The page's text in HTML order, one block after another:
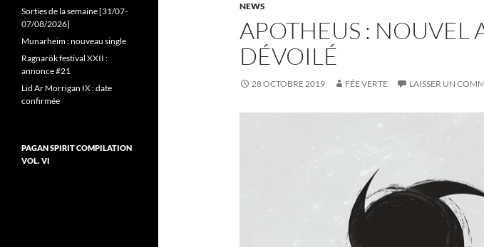
NEWS
APOTHEUS : NOUVEL
DÉVOILÉ
28 OCTOBRE 2019 FÉE VERTE LAISSER UN
Sorties de la semaine [31/07-
07/08/2026]
Munarheim : nouveau single
Ragnarök festival XXII :
annonce #21
Lid Ar Morrigan IX : date
confirmée
PAGAN SPIRIT COMPILATION
VOL. VI